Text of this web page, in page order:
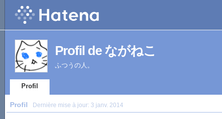
Profil de ながねこ
ふつうの人。
Profil
Profil Dernière mise à jour: 3 janv. 2014